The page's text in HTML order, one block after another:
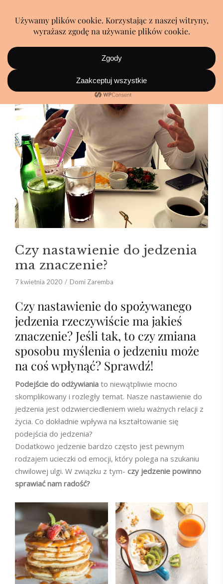
Czy nastawienie do jedzenia
ma znaczenie?
7 kwietnia 2020 Domi Zaremba
Czy nastawienie do spożywanego
jedzenia rzeczywiście ma jakieś
znaczenie? Jeśli tak, to czy zmiana
sposobu myślenia o jedzeniu może
na coś wpłynąć? Sprawdź!
Podejście do odżywiania to niewątpliwie mocno
skomplikowany i rozległy temat. Nasze nastawienie do
jedzenia jest odzwierciedleniem wielu ważnych relacji z
życia. Co dokładnie wpływa na kształtowanie się
podejścia do jedzenia?
Dodatkowo jedzenie bardzo często jest pewnym
rodzajem ucieczki od emocji, który polega na szukaniu
chwilowej ulgi. W związku z tym- czy jedzenie powinno
sprawiać nam radość?